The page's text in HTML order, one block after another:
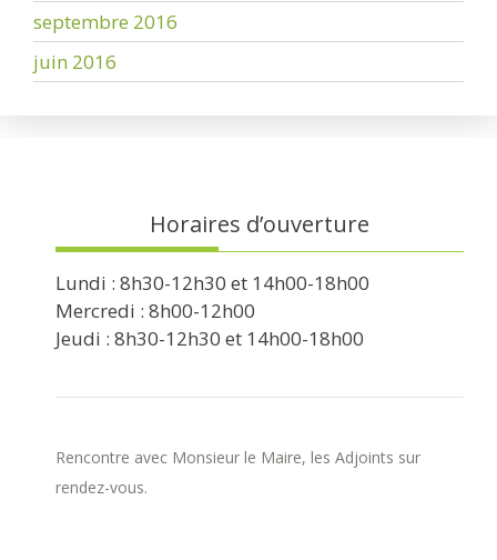
septembre 2016
juin 2016
Horaires d’ouverture
Lundi : 8h30-12h30 et 14h00-18h00
Mercredi : 8h00-12h00
Jeudi : 8h30-12h30 et 14h00-18h00
Rencontre avec Monsieur le Maire, les Adjoints sur
rendez-vous.